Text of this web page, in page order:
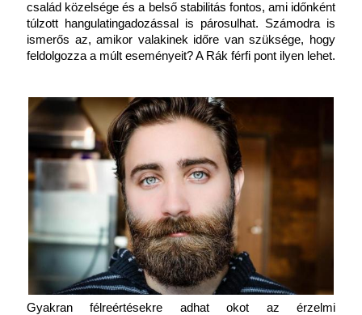
család közelsége és a belső stabilitás fontos, ami időnként
túlzott hangulatingadozással is párosulhat. Számodra is
ismerős az, amikor valakinek időre van szüksége, hogy
feldolgozza a múlt eseményeit? A Rák férfi pont ilyen lehet.
Gyakran félreértésekre adhat okot az érzelmi